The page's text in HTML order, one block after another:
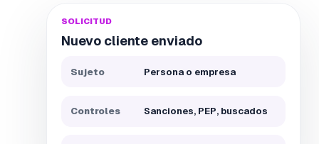
SOLICITUD
Nuevo cliente enviado
Sujeto Persona o empresa
Controles Sanciones, PEP, buscados